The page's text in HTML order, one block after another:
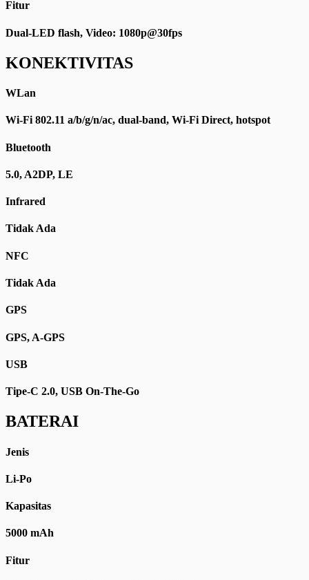
Fitur
Dual-LED flash, Video: 1080p@30fps
KONEKTIVITAS
WLan
Wi-Fi 802.11 a/b/g/n/ac, dual-band, Wi-Fi Direct, hotspot
Bluetooth
5.0, A2DP, LE
Infrared
Tidak Ada
NFC
Tidak Ada
GPS
GPS, A-GPS
USB
Tipe-C 2.0, USB On-The-Go
BATERAI
Jenis
Li-Po
Kapasitas
5000 mAh
Fitur